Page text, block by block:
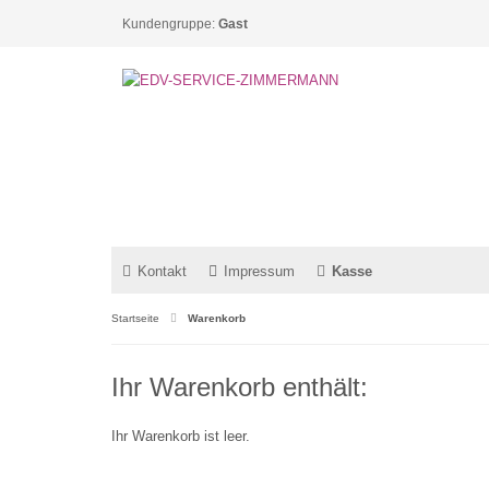
Kundengruppe: Gast
Kontakt Impressum Kasse
Startseite Warenkorb
Ihr Warenkorb enthält:
Ihr Warenkorb ist leer.